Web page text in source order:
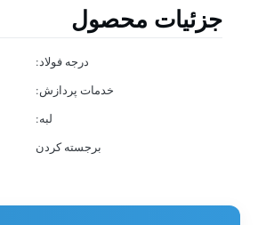
جزئیات محصول
درجه فولاد:
خدمات پردازش:
لبه:
برجسته کردن